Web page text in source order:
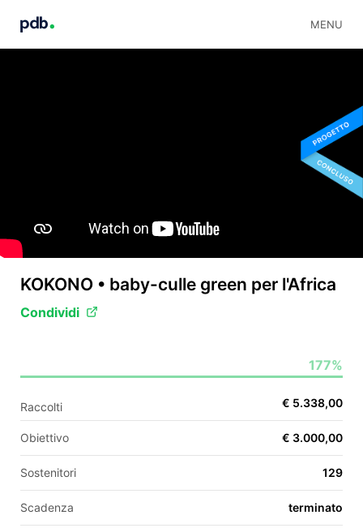
MENU
EN
FR
KOKONO • baby-culle green per l'Africa
Condividi
177%
Raccolti € 5.338,00
Obiettivo € 3.000,00
Sostenitori 129
Scadenza terminato